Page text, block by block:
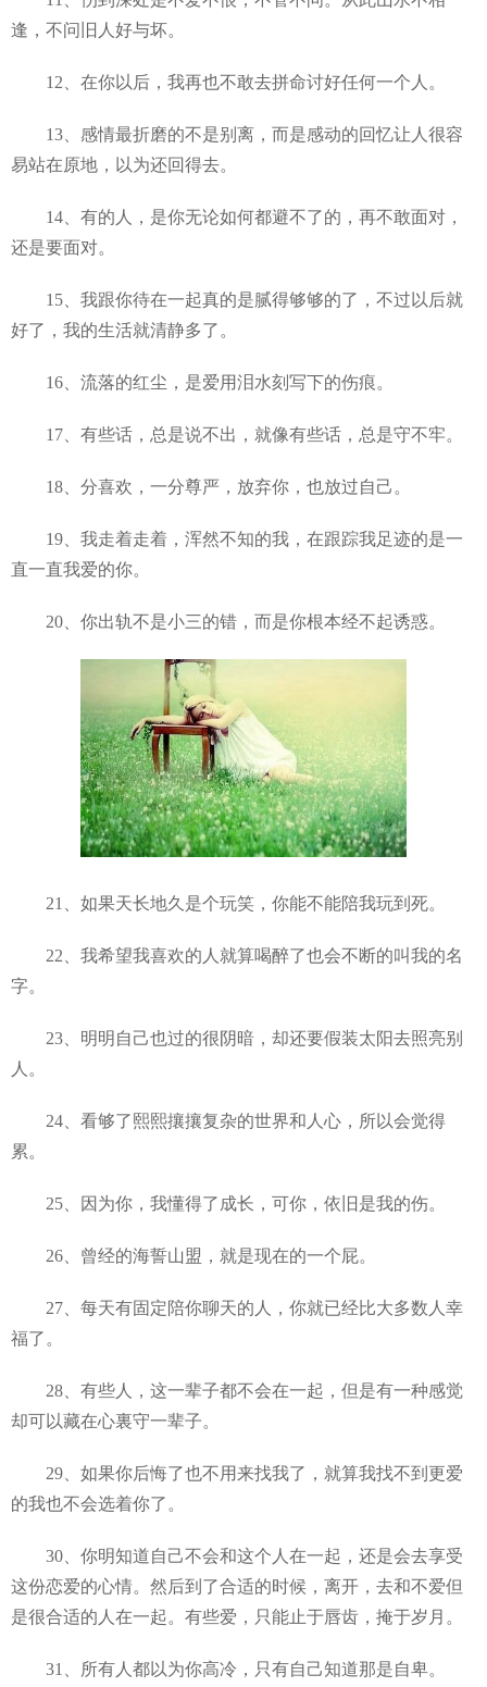
逢，不问旧人好与坏。
12、在你以后，我再也不敢去拼命讨好任何一个人。
13、感情最折磨的不是别离，而是感动的回忆让人很容
易站在原地，以为还回得去。
14、有的人，是你无论如何都避不了的，再不敢面对，
还是要面对。
15、我跟你待在一起真的是腻得够够的了，不过以后就
好了，我的生活就清静多了。
16、流落的红尘，是爱用泪水刻写下的伤痕。
17、有些话，总是说不出，就像有些话，总是守不牢。
18、分喜欢，一分尊严，放弃你，也放过自己。
19、我走着走着，浑然不知的我，在跟踪我足迹的是一
直一直我爱的你。
20、你出轨不是小三的错，而是你根本经不起诱惑。
21、如果天长地久是个玩笑，你能不能陪我玩到死。
22、我希望我喜欢的人就算喝醉了也会不断的叫我的名
字。
23、明明自己也过的很阴暗，却还要假装太阳去照亮别
人。
24、看够了熙熙攘攘复杂的世界和人心，所以会觉得
累。
25、因为你，我懂得了成长，可你，依旧是我的伤。
26、曾经的海誓山盟，就是现在的一个屁。
27、每天有固定陪你聊天的人，你就已经比大多数人幸
福了。
28、有些人，这一辈子都不会在一起，但是有一种感觉
却可以藏在心裏守一辈子。
29、如果你后悔了也不用来找我了，就算我找不到更爱
的我也不会选着你了。
30、你明知道自己不会和这个人在一起，还是会去享受
这份恋爱的心情。然后到了合适的时候，离开，去和不爱但
是很合适的人在一起。有些爱，只能止于唇齿，掩于岁月。
31、所有人都以为你高冷，只有自己知道那是自卑。